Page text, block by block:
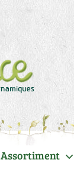
Assortiment